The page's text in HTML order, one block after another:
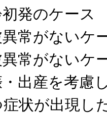
発のケース
常がないケ
常がないケ
出産を考慮
状が出現し